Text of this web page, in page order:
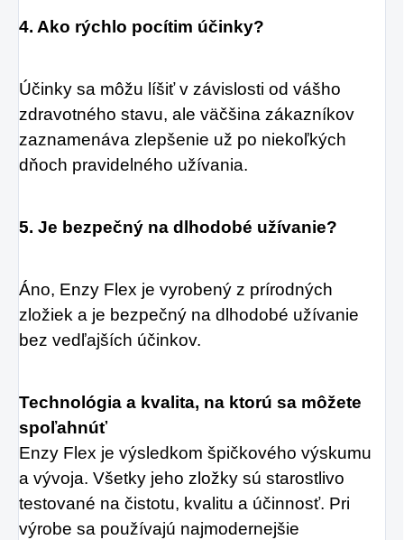
4. Ako rýchlo pocítim účinky?
Účinky sa môžu líšiť v závislosti od vášho
zdravotného stavu, ale väčšina zákazníkov
zaznamenáva zlepšenie už po niekoľkých
dňoch pravidelného užívania.
5. Je bezpečný na dlhodobé užívanie?
Áno, Enzy Flex je vyrobený z prírodných
zložiek a je bezpečný na dlhodobé užívanie
bez vedľajších účinkov.
Technológia a kvalita, na ktorú sa môžete
spoľahnúť
Enzy Flex je výsledkom špičkového výskumu
a vývoja. Všetky jeho zložky sú starostlivo
testované na čistotu, kvalitu a účinnosť. Pri
výrobe sa používajú najmodernejšie